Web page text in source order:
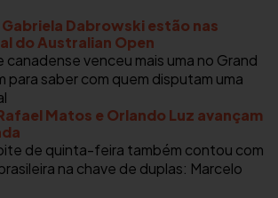
Dabrowski estão nas
do Australian Open
canadense venceu mais uma no Grand
para saber com quem disputam uma
Matos e Orlando Luz avançam
de quinta-feira também contou com
na chave de duplas: Marcelo